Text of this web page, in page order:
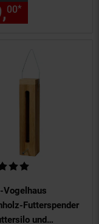
00*
Vogelhaus
Futterspender
und
5 von 5